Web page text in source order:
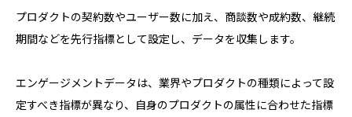
プロダクトの契約数やユーザー数に加え、商談数や成約数、継続
期間などを先行指標として設定し、データを収集します。
エンゲージメントデータは、業界やプロダクトの種類によって設
定すべき指標が異なり、自身のプロダクトの属性に合わせた指標